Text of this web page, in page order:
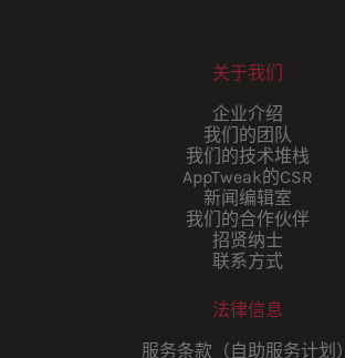
关于我们
企业介绍
我们的团队
我们的技术堆栈
AppTweak的CSR
新闻编辑室
我们的合作伙伴
招贤纳士
联系方式
法律信息
服务条款（自助服务计划）